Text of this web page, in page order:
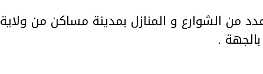
من الشوارع و المنازل بمدينة مساكن من ولاية
.